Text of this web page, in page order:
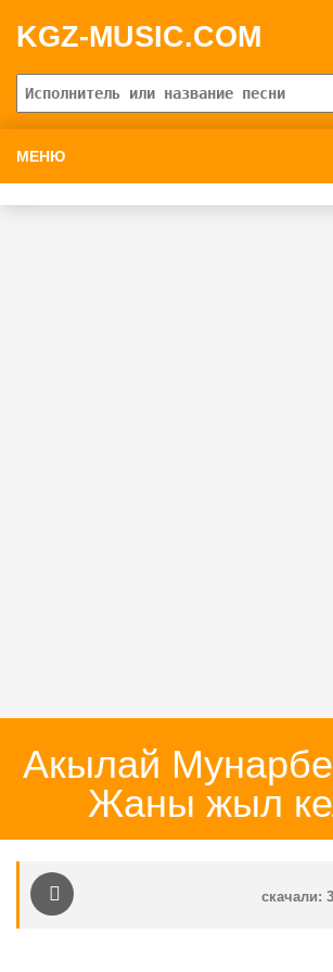
KGZ-MUSIC.COM
МЕНЮ
Акылай
Жаны жыл
скачали: